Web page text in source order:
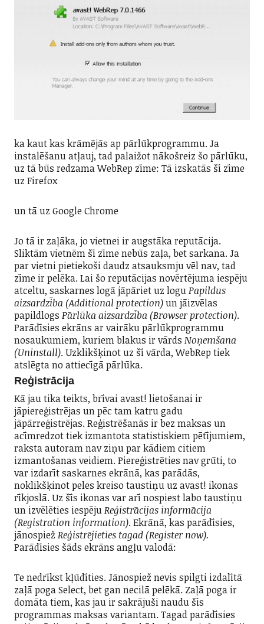
ka kaut kas krāmējās ap pārlūkprogrammu. Ja
instalēšanu atļauj, tad palaižot nākošreiz šo pārlūku,
uz tā būs redzama WebRep zīme: Tā izskatās šī zīme
uz Firefox
un tā uz Google Chrome
Jo tā ir zaļāka, jo vietnei ir augstāka reputācija.
Sliktām vietnēm šī zīme nebūs zaļa, bet sarkana. Ja
par vietni pietiekoši daudz atsauksmju vēl nav, tad
zīme ir pelēka. Lai šo reputācijas novērtējuma iespēju
atceltu, saskarnes logā jāpāriet uz loguPapildus
aizsardzība (Additional protection)un jāizvēlas
papildlogs Pārlūka aizsardzība (Browser protection).
Parādīsies ekrāns ar vairāku pārlūkprogrammu
nosaukumiem, kuriem blakus ir vārds Noņemšana
(Uninstall). Uzklikšķinot uz šī vārda, WebRep tiek
atslēgta no attiecīgā pārlūka.
Reģistrācija
Kā jau tika teikts, brīvai avast! lietošanai ir
jāpiereģistrējas un pēc tam katru gadu
jāpārreģistrējas. Reģistrēšanās ir bez maksas un
acīmredzot tiek izmantota statistiskiem pētījumiem,
raksta autoram nav ziņu par kādiem citiem
izmantošanas veidiem. Piereģistrēties nav grūti, to
var izdarīt saskarnes ekrānā, kas parādās,
noklikšķinot peles kreiso taustiņu uz avast! ikonas
rīkjoslā. Uz šīs ikonas var arī nospiest labo taustiņu
un izvēlēties iespējuReģistrācijas informācija
(Registration information). Ekrānā, kas parādīsies,
jānospiež Reģistrējieties tagad (Register now).
Parādīsies šāds ekrāns angļu valodā:
Te nedrīkst kļūdīties. Jānospiež nevis spilgti izdalītā
zaļā poga Select, bet gan necilā pelēkā. Zaļā poga ir
domāta tiem, kas jau ir sakrājuši naudu šīs
programmas maksas variantam. Tagad parādīsies